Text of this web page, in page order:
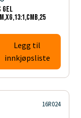
GEL
Legg til
innkjøpsliste
16R024